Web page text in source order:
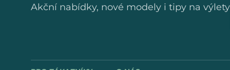
Akční nabídky, nové modely i tipy na výlety